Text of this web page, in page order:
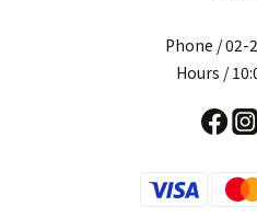
Phone / 02-
Hours /